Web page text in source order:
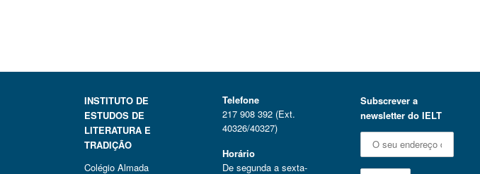
INSTITUTO DE
ESTUDOS DE
LITERATURA E
TRADIÇÃO
Colégio Almada
Telefone
217 908 392 (Ext.
40326/40327)
Horário
De segunda a sexta-
Subscrever a
newsletter do IELT